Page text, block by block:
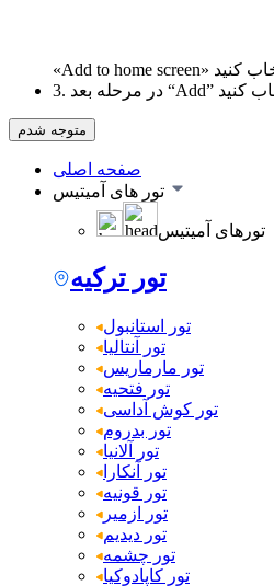
متوجه شدم
صفحه اصلی
تورهای آمیتیس
تور ترکیه
تور استانبول
تور آنتالیا
تور مارماریس
تور فتحیه
تور کوش آداسی
تور بدروم
تور آلانیا
تور آنکارا
تور قونیه
تور ازمیر
تور دیدیم
تور چشمه
تور کاپادوکیا